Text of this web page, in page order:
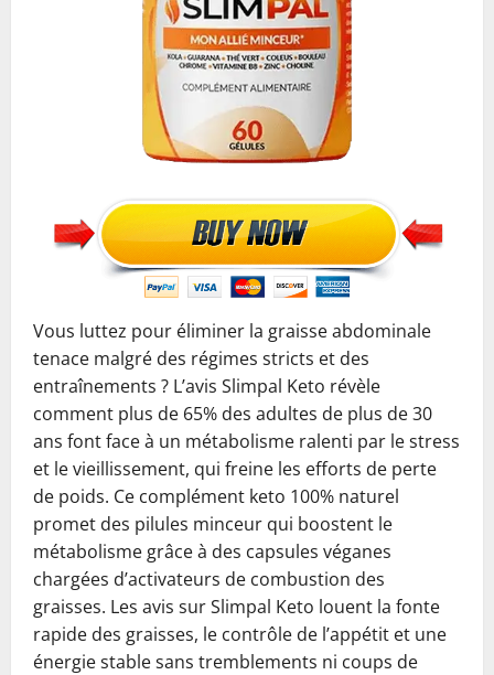
Vous luttez pour éliminer la graisse abdominale
tenace malgré des régimes stricts et des
entraînements ? L’avis Slimpal Keto révèle
comment plus de 65% des adultes de plus de 30
ans font face à un métabolisme ralenti par le stress
et le vieillissement, qui freine les efforts de perte
de poids. Ce complément keto 100% naturel
promet des pilules minceur qui boostent le
métabolisme grâce à des capsules véganes
chargées d’activateurs de combustion des
graisses. Les avis sur Slimpal Keto louent la fonte
rapide des graisses, le contrôle de l’appétit et une
énergie stable sans tremblements ni coups de